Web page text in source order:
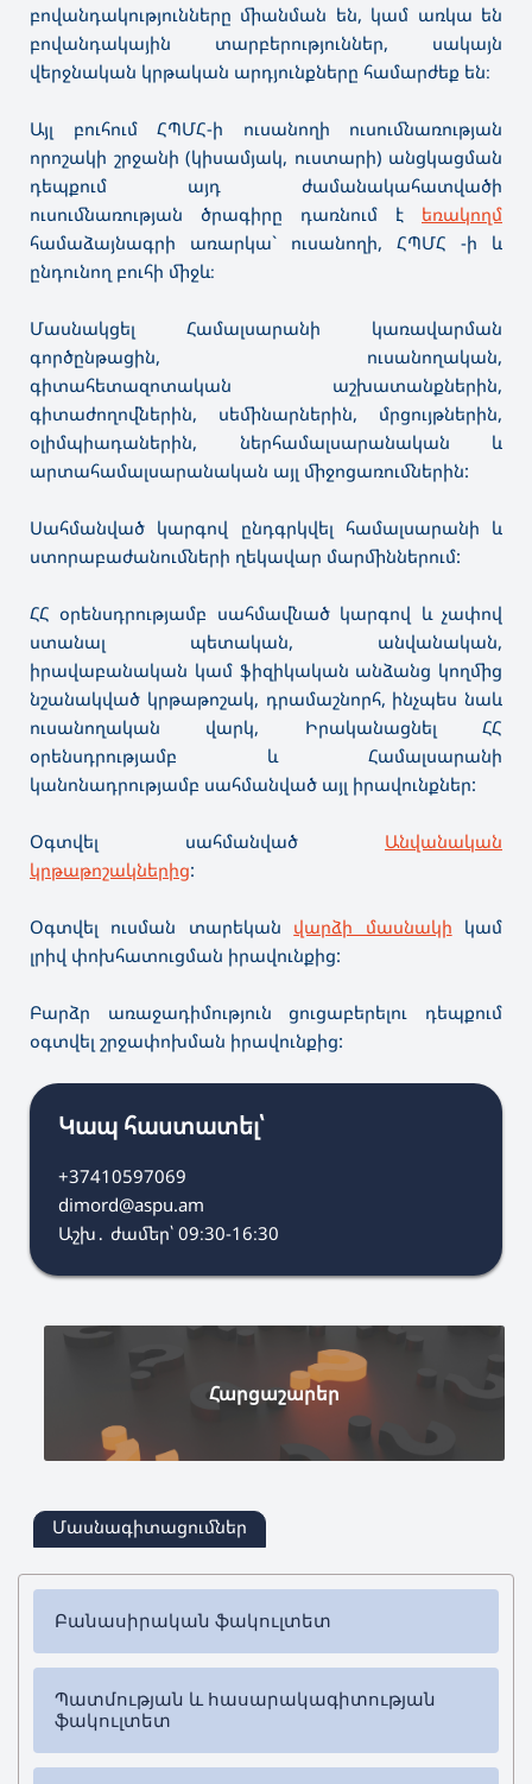
բովանդակությունները միանման են, կամ առկա են
բովանդակային տարբերություններ, սակայն
վերջնական կրթական արդյունքները համարժեք են։
Այլ բուհում ՀՊՄՀ-ի ուսանողի ուսումնառության
որոշակի շրջանի (կիսամյակ, ուստարի) անցկացման
դեպքում այդ ժամանակահատվածի
ուսումնառության ծրագիրը դառնում է եռակողմ
համաձայնագրի առարկա` ուսանողի, ՀՊՄՀ -ի և
ընդունող բուհի միջև։
Մասնակցել Համալսարանի կառավարման
գործընթացին, ուսանողական,
գիտահետազոտական աշխատանքներին,
գիտաժողովներին, սեմինարներին, մրցույթներին,
օլիմպիադաներին, ներհամալսարանական և
արտահամալսարանական այլ միջոցառումներին:
Սահմանված կարգով ընդգրկվել համալսարանի և
ստորաբաժանումների ղեկավար մարմիններում:
ՀՀ օրենսդրությամբ սահմավնած կարգով և չափով
ստանալ պետական, անվանական,
իրավաբանական կամ ֆիզիկական անձանց կողմից
նշանակված կրթաթոշակ, դրամաշնորհ, ինչպես նաև
ուսանողական վարկ, Իրականացնել ՀՀ
օրենսդրությամբ և Համալսարանի
կանոնադրությամբ սահմանված այլ իրավունքներ:
Օգտվել սահմանված Անվանական
կրթաթոշակներից:
Օգտվել ուսման տարեկան վարձի մասնակի կամ
լրիվ փոխհատուցման իրավունքից:
Բարձր առաջադիմություն ցուցաբերելու դեպքում
օգտվել շրջափոխման իրավունքից:
Կապ հաստատել՝
+37410597069
dimord@aspu.am
Աշխ․ ժամեր՝ 09։30-16։30
Հարցաշարեր
Մասնագիտացումներ
Բանասիրական ֆակուլտետ
➜ Հայոց լեզու և գրականություն
✔ Մագիստրատուրա
Պատմության և հասարակագիտության
ֆակուլտետ